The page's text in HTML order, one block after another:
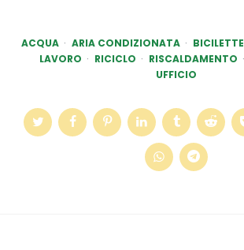
ACQUA ARIA CONDIZIONATA BICILETTE
LAVORO
RICICLO RISCALDAMENTO
UFFICIO